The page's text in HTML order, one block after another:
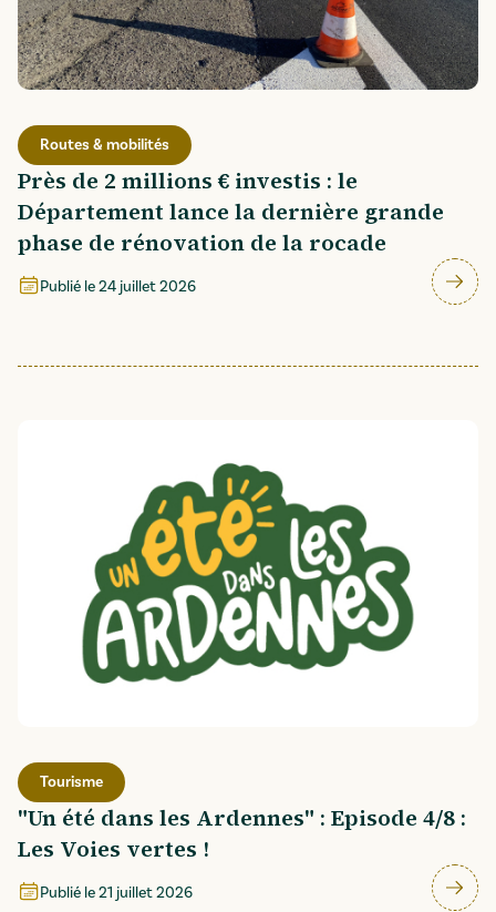
Routes & mobilités
Près de 2 millions € investis : le
Département lance la dernière grande
phase de rénovation de la rocade
Publié le24 juillet 2026
Tourisme
"Un été dans les Ardennes" : Episode 4/8 :
Les Voies vertes !
Publié le21 juillet 2026